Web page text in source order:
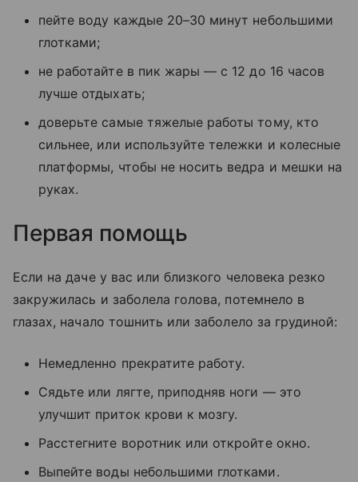
пейте воду каждые 20–30 минут небольшими
глотками;
не работайте в пик жары — с 12 до 16 часов
лучше отдыхать;
доверьте самые тяжелые работы тому, кто
сильнее, или используйте тележки и колесные
платформы, чтобы не носить ведра и мешки на
руках.
Первая помощь
Если на даче у вас или близкого человека резко
закружилась и заболела голова, потемнело в
глазах, начало тошнить или заболело за грудиной:
Немедленно прекратите работу.
Сядьте или лягте, приподняв ноги — это
улучшит приток крови к мозгу.
Расстегните воротник или откройте окно.
Выпейте воды небольшими глотками.